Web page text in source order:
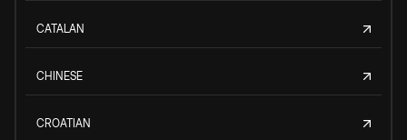
CATALAN
CHINESE
CROATIAN